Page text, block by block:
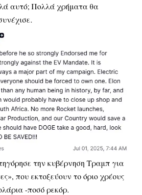
αυτό; Πολλά χρήματα θα
την κυβέρνηση Τραμπ για
που εκτοξεύουν το όριο χρέους
-ποσό ρεκόρ.